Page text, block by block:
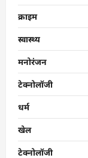
क्राइम
स्वास्थ्य
मनोरंजन
टेक्नोलॉजी
धर्म
खेल
टेक्नोलॉजी